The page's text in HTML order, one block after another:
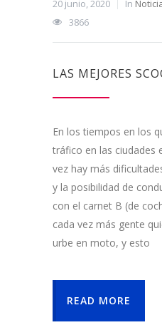
20 junio, 2020 In
3866
LAS MEJORES
En los tiempos en los
tráfico en las ciudades
vez hay más
y la posibilidad de
con el carnet B (de
cada vez más gente
urbe en moto, y esto
READ MORE